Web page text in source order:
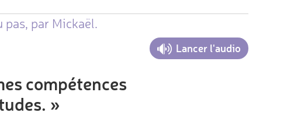
pas, par Mickaël.
Lancer l'audio
compétences
»